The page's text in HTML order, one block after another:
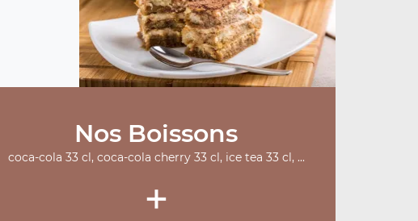
Nos Boissons
coca-cola 33 cl, coca-cola cherry 33 cl, ice tea 33 cl, ...
+